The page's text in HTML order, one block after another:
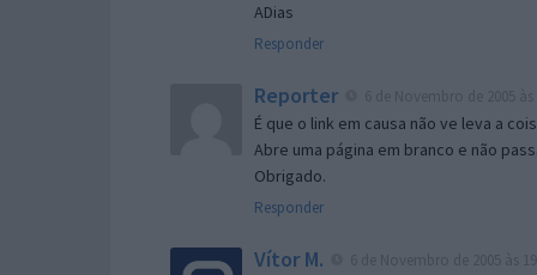
ADias
Responder
Reporter
É que o link em causa não ve leva a
Abre uma página em branco e não
Obrigado.
Responder
Vítor M.